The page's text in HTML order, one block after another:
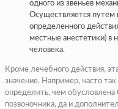
одного из звеньев
Осуществляется путем
определенного
местные анестетики) в
человека.
Кроме лечебного действия,
значение. Например, часто
определить, чем
позвоночника, да и